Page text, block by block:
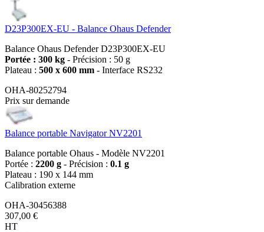
D23P300EX-EU - Balance Ohaus Defender
Balance Ohaus Defender D23P300EX-EU
Portée : 300 kg - Précision : 50 g
Plateau : 500 x 600 mm - Interface RS232
OHA-80252794
Prix sur demande
Balance portable Navigator NV2201
Balance portable Ohaus - Modèle NV2201
Portée : 2200 g - Précision : 0.1 g
Plateau : 190 x 144 mm
Calibration externe
OHA-30456388
307,00 €
HT